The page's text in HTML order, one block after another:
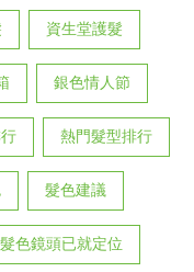
資生堂護髮
銀色情人節
熱門髮型排行
髮色建議
髮色鏡頭已就定位